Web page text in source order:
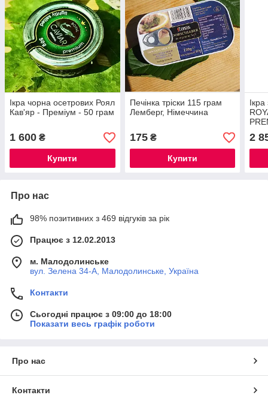
Ікра чорна осетрових Роял
Кав'яр - Преміум - 50 грам
1 600 ₴
Купити
Печінка тріски 115 грам
Лемберг, Німеччина
175₴
Купити
2
Про нас
98% позитивних з 469 відгуків за рік
Працює з 12.02.2013
м. Малодолинське
вул. Зелена 34-А, Малодолинське, Україна
Контакти
Сьогодні працює з 09:00 до 18:00
Показати весь графік роботи
Про нас
Контакти